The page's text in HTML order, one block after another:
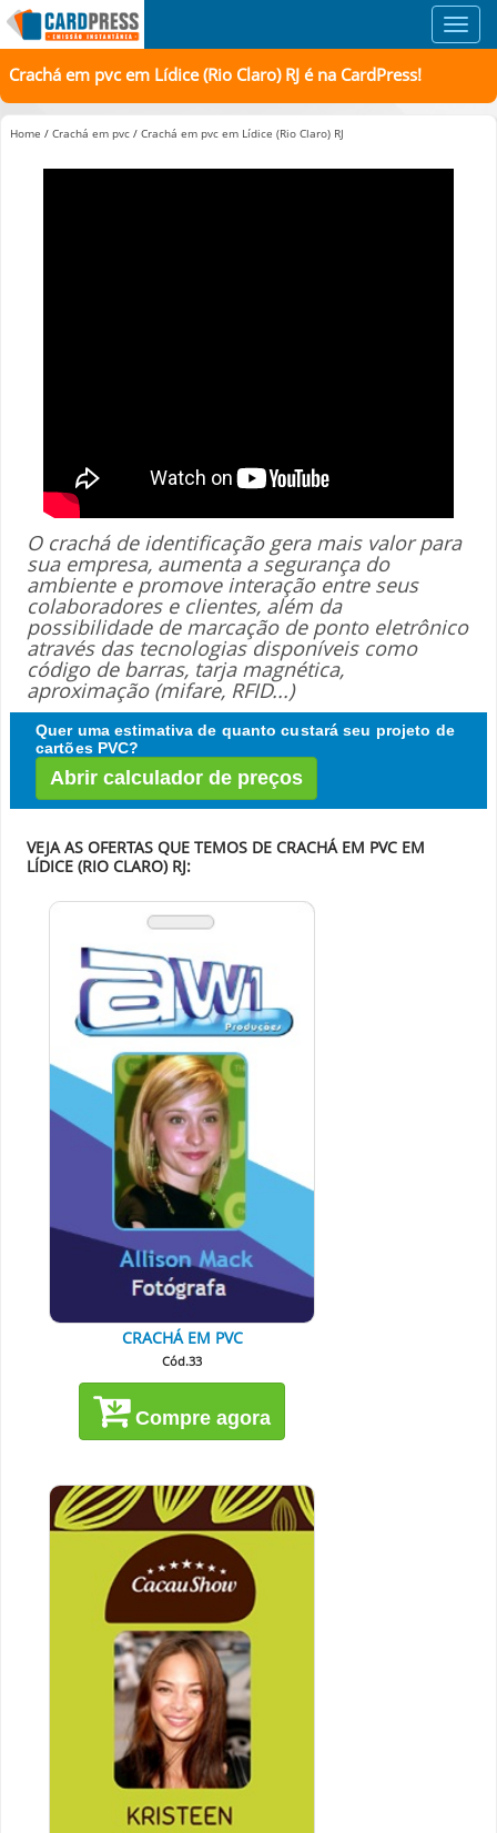
Crachá em pvc em Lídice (Rio Claro) RJ é na CardPress!
Home / Crachá em pvc / Crachá em pvc em Lídice (Rio Claro) RJ
O crachá de identificação gera mais valor para
sua empresa, aumenta a segurança do
ambiente e promove interação entre seus
colaboradores e clientes, além da
possibilidade de marcação de ponto eletrônico
através das tecnologias disponíveis como
código de barras, tarja magnética,
aproximação (mifare, RFID...)
Quer uma estimativa de quanto custará seu projeto de
cartões PVC?
Abrir calculador de preços
VEJA AS OFERTAS QUE TEMOS DE CRACHÁ EM PVC EM
LÍDICE (RIO CLARO) RJ:
CRACHÁ EM PVC
Cód.33
Compre agora